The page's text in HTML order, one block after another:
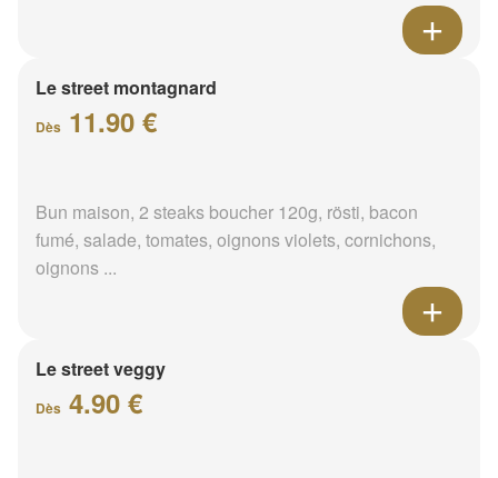
Le street montagnard
Dès 11.90 €
Bun maison, 2 steaks boucher 120g, rösti, bacon
fumé, salade, tomates, oignons violets, cornichons,
oignons ...
Le street veggy
Dès 4.90 €